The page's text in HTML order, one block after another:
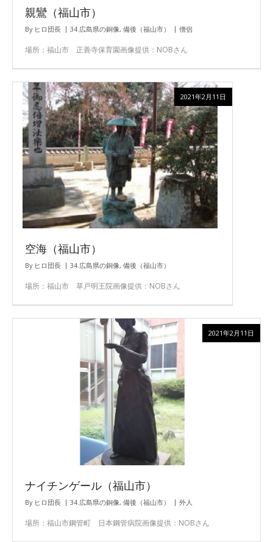
親鸞（福山市）
By ヒロ団長 34.広島県の銅像, 備後（福山市） 僧侶
場所：福山市 正善寺保育園画像提供：NOBさん
空海（福山市）
By ヒロ団長 34.広島県の銅像, 備後（福山市）
場所：福山市 草戸明王院画像提供：NOBさん
2021年2月11日
ナイチンゲール（福山市）
By ヒロ団長 34.広島県の銅像, 備後（福山市） 外人
場所：福山市鋼管町 日本鋼管病院画像提供：NOBさん
2021年2月11日